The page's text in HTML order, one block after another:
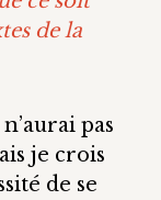
de la
pas
je crois
de se